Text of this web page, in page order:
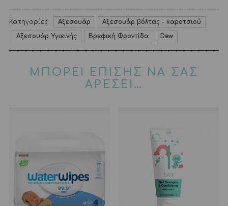
Κατηγορίες: Αξεσουάρ
Αξεσουάρ βόλτας - καροτσιού
Αξεσουάρ Υγιεινής
Βρεφική Φροντίδα Dew
ΜΠΟΡΕΙ ΕΠΙΣΗΣ ΝΑ ΣΑΣ
ΑΡΕΣΕΙ…